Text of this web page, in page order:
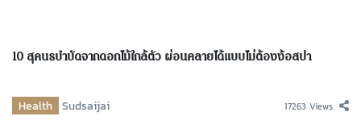
10 สุคนธบำบัดจากดอกไม้ใกล้ตัว ผ่อนคลายได้แบบไม่ต้องง้อสปา
Health Sudsaijai 17263 Views